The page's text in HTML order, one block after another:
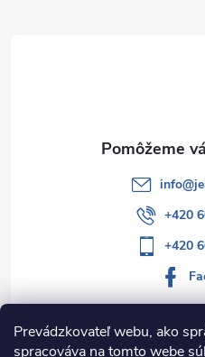
Prevádzkovateľ webu, ako
spracováva na tomto webe
info@
+420
+420